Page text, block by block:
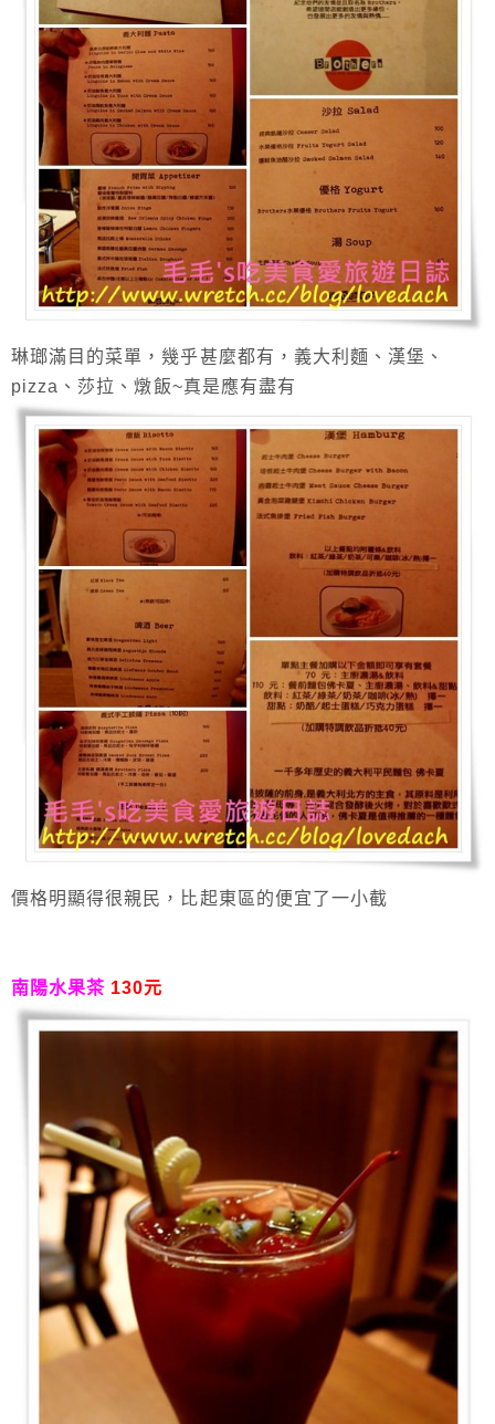
琳瑯滿目的菜單，幾乎甚麼都有，義大利麵、漢堡、
pizza、莎拉、燉飯~真是應有盡有
價格明顯得很親民，比起東區的便宜了一小截
南陽水果茶 130元